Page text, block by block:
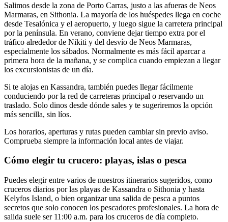
Salimos desde la zona de Porto Carras, justo a las afueras de Neos
Marmaras, en Sithonia. La mayoría de los huéspedes llega en coche
desde Tesalónica y el aeropuerto, y luego sigue la carretera principal
por la península. En verano, conviene dejar tiempo extra por el
tráfico alrededor de Nikiti y del desvío de Neos Marmaras,
especialmente los sábados. Normalmente es más fácil aparcar a
primera hora de la mañana, y se complica cuando empiezan a llegar
los excursionistas de un día.
Si te alojas en Kassandra, también puedes llegar fácilmente
conduciendo por la red de carreteras principal o reservando un
traslado. Solo dinos desde dónde sales y te sugeriremos la opción
más sencilla, sin líos.
Los horarios, aperturas y rutas pueden cambiar sin previo aviso.
Comprueba siempre la información local antes de viajar.
Cómo elegir tu crucero: playas, islas o pesca
Puedes elegir entre varios de nuestros itinerarios sugeridos, como
cruceros diarios por las playas de Kassandra o Sithonia y hasta
Kelyfos Island, o bien organizar una salida de pesca a puntos
secretos que solo conocen los pescadores profesionales. La hora de
salida suele ser 11:00 a.m. para los cruceros de día completo.